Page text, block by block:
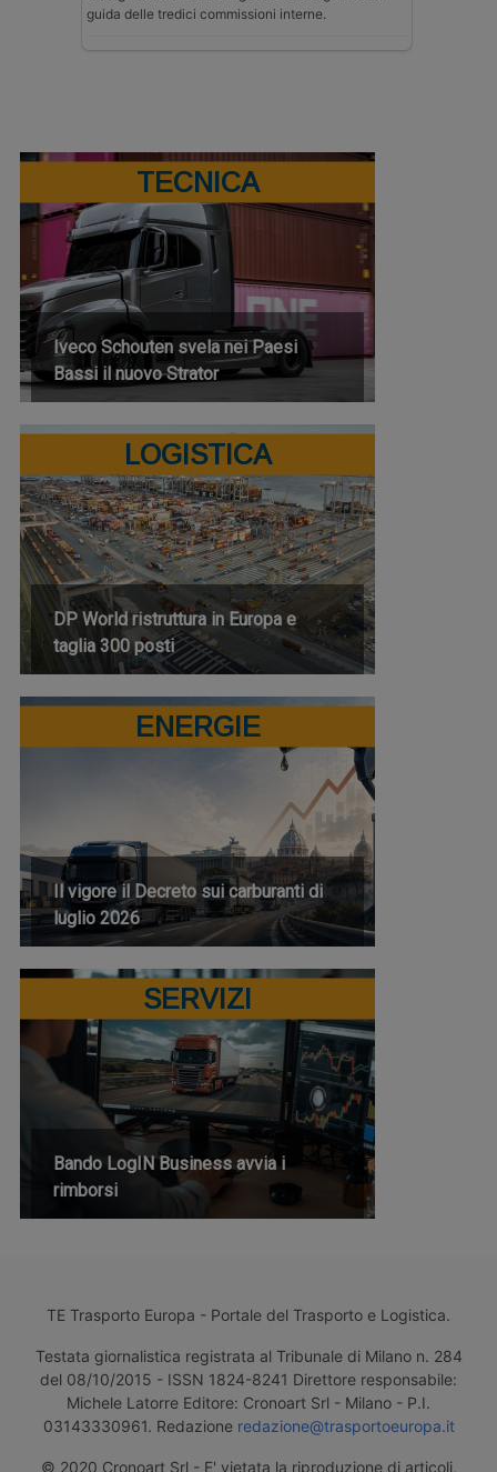
guida delle tredici commissioni interne.
TECNICA
Iveco Schouten svela nei Paesi
Bassi il nuovo Strator
LOGISTICA
DP World ristruttura in Europa e
taglia 300 posti
ENERGIE
Il vigore il Decreto sui carburanti di
luglio 2026
SERVIZI
Bando LogIN Business avvia i
rimborsi
TE Trasporto Europa - Portale del Trasporto e Logistica.
Testata giornalistica registrata al Tribunale di Milano n. 284
del 08/10/2015 - ISSN 1824-8241 Direttore responsabile:
Michele Latorre Editore: Cronoart Srl - Milano - P.I.
03143330961. Redazione redazione@trasportoeuropa.it
© 2020 Cronoart Srl - E' vietata la riproduzione di articoli,